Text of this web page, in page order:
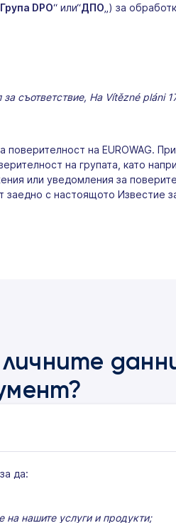
Група DPO“ или“ДПО „) за
съответствие, На Vítězné pláni
на EUROWAG.
на групата, като
или уведомления за
с настоящото Известие
да:
на нашите услуги и продукти;